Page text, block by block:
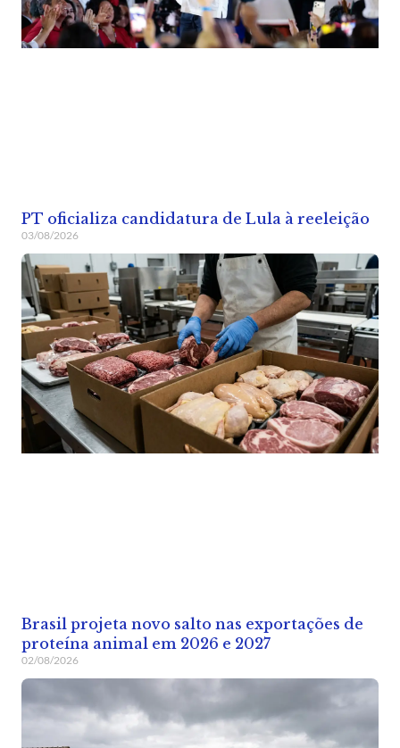
PT oficializa candidatura de Lula à reeleição
03/08/2026
Brasil projeta novo salto nas exportações de
proteína animal em 2026 e 2027
02/08/2026